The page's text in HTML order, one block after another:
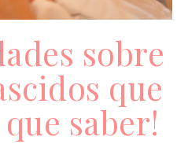
sobre
que
saber!